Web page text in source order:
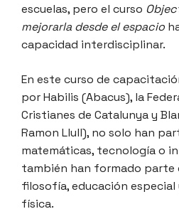
escuelas, pero el curso
mejorarla desde el espacio
capacidad interdisciplinar.
En este curso de
por Habilis (Abacus), la
Cristianes de Catalunya y
Ramon Llull), no solo han
matemáticas, tecnología o
también han formado parte
filosofía, educación especial
física.